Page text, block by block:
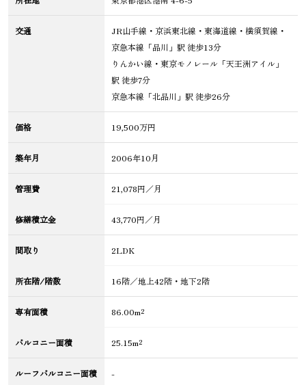
交通
JR山手線・京浜東北線・東海道線・横須賀線・
京急本線「品川」駅 徒歩13分
りんかい線・東京モノレール「天王洲アイル」
駅 徒歩7分
京急本線「北品川」駅 徒歩26分
価格 19,500万円
築年月 2006年10月
管理費 21,078円／月
修繕積立金 43,770円／月
間取り 2LDK
所在階/階数 16階／地上42階・地下2階
専有面積 86.00m²
バルコニー面積 25.15m²
ルーフバルコニー面積 -